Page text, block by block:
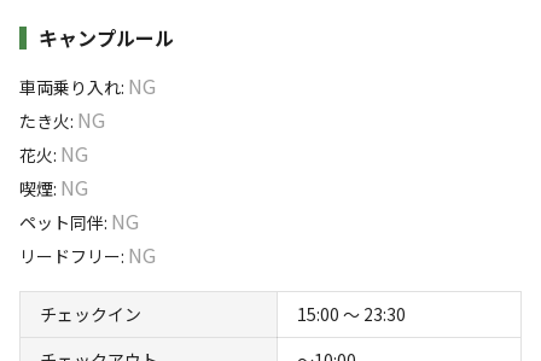
キャンプルール
車両乗り入れ: NG
たき火: NG
花火: NG
喫煙: NG
ペット同伴: NG
リードフリー: NG
チェックイン
15:00 〜 23:30
車で5分程でコンビニもございます
※目の前に見える海は海水浴場ではありません
キャンプ場からのお知らせ